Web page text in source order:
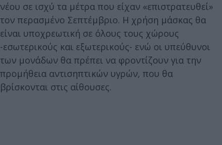
νέου σε ισχύ τα μέτρα που είχαν «επιστρατευθεί»
τον περασμένο Σεπτέμβριο. Η χρήση μάσκας θα
είναι υποχρεωτική σε όλους τους χώρους
-εσωτερικούς και εξωτερικούς- ενώ οι υπεύθυνοι
των μονάδων θα πρέπει να φροντίζουν για την
προμήθεια αντισηπτικών υγρών, που θα
βρίσκονται στις αίθουσες.